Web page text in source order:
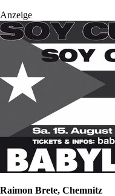
Anzeige
Raimon Brete, Chemnitz